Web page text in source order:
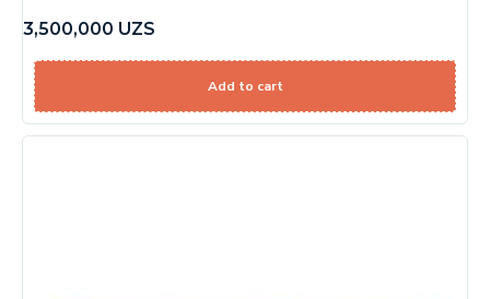
3,500,000 UZS
Add to cart